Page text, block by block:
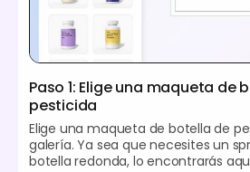
Paso 1: Elige una maqueta de
pesticida
Elige una maqueta de botella de
galería. Ya sea que necesites un
botella redonda, lo encontrarás